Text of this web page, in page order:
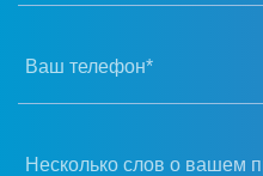
Ваш телефон*
Несколько слов о вашем